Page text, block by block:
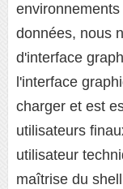
données, nous
d'interface
l'interface
charger et est
utilisateurs
utilisateur
maîtrise du